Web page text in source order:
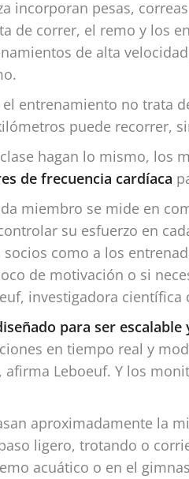
incorporan pesas,
de correr, el remo y los
de alta
entrenamiento no trata
puede recorrer,
hagan lo mismo, los
de frecuencia cardíaca
miembro se mide en
su esfuerzo en
como a los
de motivación o si
investigadora científica
para ser escalable
en tiempo real y
afirma Leboeuf. Y los
aproximadamente la
ligero, trotando o
acuático o en el